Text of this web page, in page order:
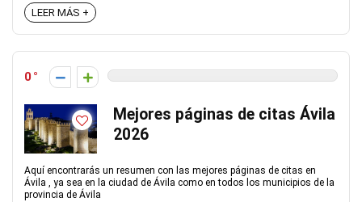
LEER MÁS +
0
Mejores páginas de citas Ávila
2026
Aquí encontrarás un resumen con las mejores páginas de citas en
Ávila , ya sea en la ciudad de Ávila como en todos los municipios de la
provincia de Ávila